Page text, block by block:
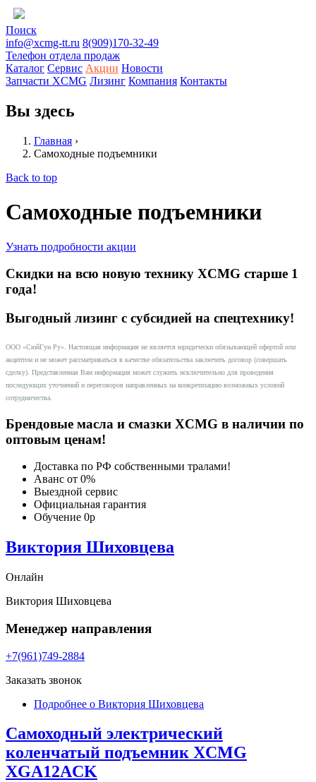
Поиск
info@xcmg-tt.ru 8(909)170-32-49
Телефон отдела продаж
Каталог Сервис Акции Новости
Запчасти XCMG Лизинг Компания Контакты
Вы здесь
Главная ›
Самоходные подъемники
Back to top
Самоходные подъемники
Узнать подробности акции
Скидки на всю новую технику XCMG старше 1
года!
Выгодный лизинг с субсидией на спецтехнику!
ООО «СюйГун Ру». Настоящая информация не является юридически обязывающей офертой или
акцептом и не может рассматриваться в качестве обязательства заключить договор (совершать
сделку). Представленная Вам информация может служить исключительно для проведения
последующих уточнений и переговоров направленных на конкретизацию возможных условий
сотрудничества.
Брендовые масла и смазки XCMG в наличии по
оптовым ценам!
Доставка по РФ собственными тралами!
Аванс от 0%
Выездной сервис
Официальная гарантия
Обучение 0р
Виктория Шиховцева
Онлайн
Виктория Шиховцева
Менеджер направления
+7(961)749-2884
Заказать звонок
Подробнее о Виктория Шиховцева
Самоходный электрический
коленчатый подъемник XCMG
XGA12ACK